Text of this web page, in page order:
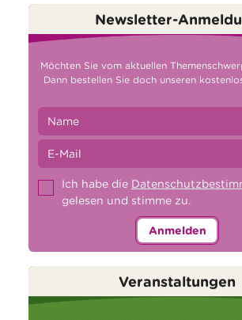
Newsletter-
Möchten Sie vom aktuellen
Dann bestellen Sie doch unseren
Ich habe die
gelesen und stimme zu.
Anmelden
Veranstaltungen